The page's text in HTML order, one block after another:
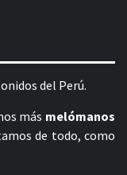
del Perú.
más melómanos
de todo, como